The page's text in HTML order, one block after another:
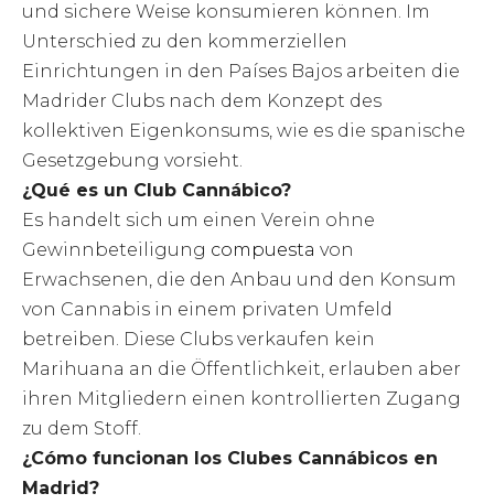
und sichere Weise konsumieren können. Im
Unterschied zu den kommerziellen
Einrichtungen in den Países Bajos arbeiten die
Madrider Clubs nach dem Konzept des
kollektiven Eigenkonsums, wie es die spanische
Gesetzgebung vorsieht.
¿Qué es un Club Cannábico?
Es handelt sich um einen Verein ohne
Gewinnbeteiligung compuesta von
Erwachsenen, die den Anbau und den Konsum
von Cannabis in einem privaten Umfeld
betreiben. Diese Clubs verkaufen kein
Marihuana an die Öffentlichkeit, erlauben aber
ihren Mitgliedern einen kontrollierten Zugang
zu dem Stoff.
¿Cómo funcionan los Clubes Cannábicos en
Madrid?